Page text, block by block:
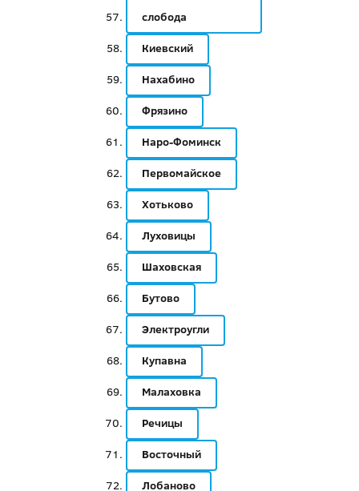
слобода
Киевский
Нахабино
Фрязино
Наро-Фоминск
Первомайское
Хотьково
Луховицы
Шаховская
Бутово
Электроугли
Купавна
Малаховка
Речицы
Восточный
Лобаново